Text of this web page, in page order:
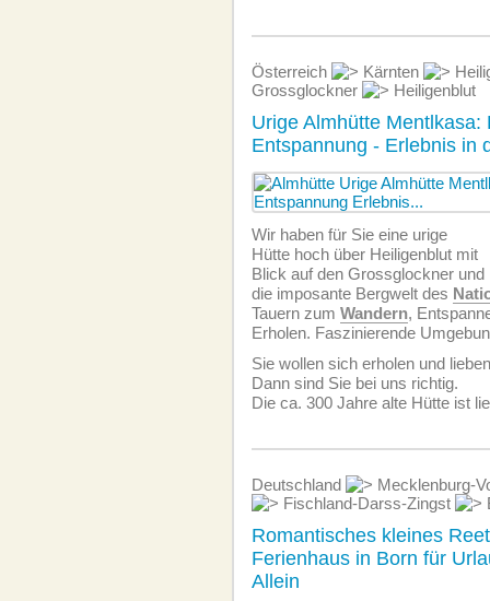
Österreich Kärnten
Grossglockner
Heiligenblut
Urige Almhütte Mentlkasa:
Entspannung - Erlebnis in
Wir haben für Sie eine urige
Hütte hoch über Heiligenblut mit
Blick auf den Grossglockner und
die imposante Bergwelt des
Tauern zum Wandern,
Erholen. Faszinierende
Sie wollen sich erholen und
Dann sind Sie bei uns richtig.
Die ca. 300 Jahre alte Hütte ist
Deutschland
Mecklenburg-
Fischland-Darss-Zingst
Romantisches kleines
Ferienhaus in Born für
Allein